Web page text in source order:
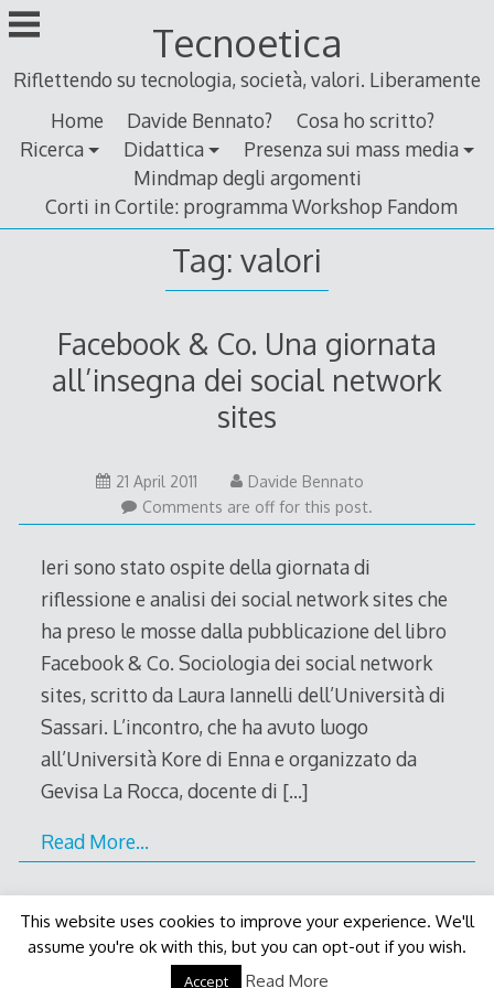
Skip
to
Tecnoetica
Riflettendo su tecnologia, società, valori. Liberamente
Home
Davide Bennato?
Cosa ho scritto?
Ricerca
Didattica
Presenza sui mass media
Mindmap degli argomenti
Corti in Cortile: programma Workshop Fandom
Tag: valori
Facebook & Co. Una giornata
all’insegna dei social network
sites
21 April 2011
March
2012
Davide Bennato
Comments are off for this post.
Ieri sono stato ospite della giornata di
riflessione e analisi dei social network sites che
ha preso le mosse dalla pubblicazione del libro
Facebook & Co. Sociologia dei social network
sites, scritto da Laura Iannelli dell’Università di
Sassari. L’incontro, che ha avuto luogo
all’Università Kore di Enna e organizzato da
Gevisa La Rocca, docente di […]
Read More…
Decode Themeby Macho Themes
This website uses cookies to improve your experience. We'll
assume you're ok with this, but you can opt-out if you wish.
Accept Read More